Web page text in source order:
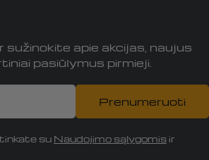
sužinokite apie akcijas, naujus
pasiūlymus pirmieji.
Prenumeruoti
su Naudojimo sąlygomis ir